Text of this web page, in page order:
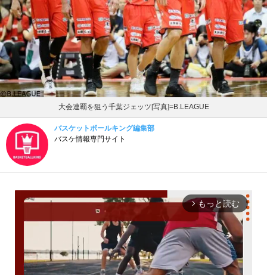
大会連覇を狙う千葉ジェッツ[写真]=B.LEAGUE
バスケットボールキング編集部
バスケ情報専門サイト
arrow_forward_ios もっと読む